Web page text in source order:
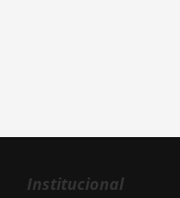
Institucional